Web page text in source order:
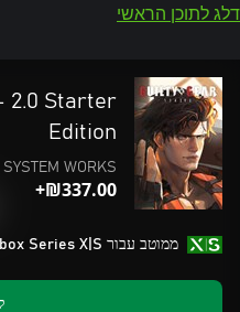
דלג לתוכן הראשי
2.0 Starter
Edition
WORKS
‪₪‎337.00‬+
ממוטב עבור Xbox Series X|S